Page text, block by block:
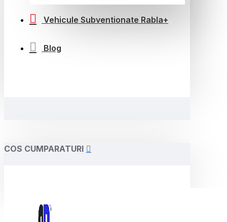
Vehicule Subventionate Rabla+
Blog
COS CUMPARATURI